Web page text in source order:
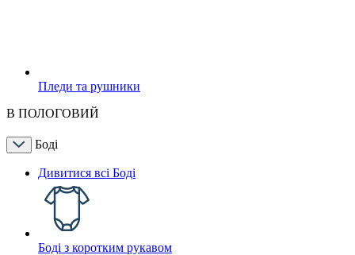
Пледи та рушники
В ПОЛОГОВИЙ
Боді
Дивитися всі Боді
Боді з коротким рукавом